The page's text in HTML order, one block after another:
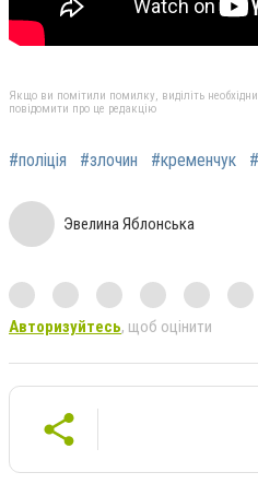
Якщо ви помітили помилку, виділіть
повідомити про це редакцію
#поліція #злочин #кременчук
Эвелина Яблонська
Авторизуйтесь, щоб оцінити